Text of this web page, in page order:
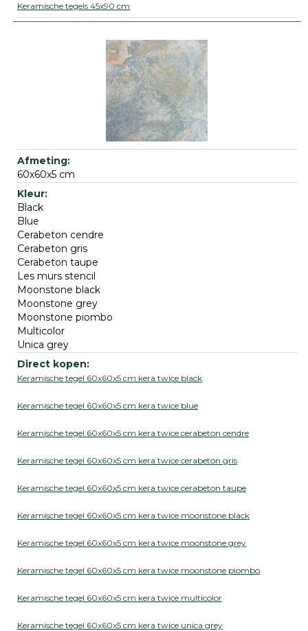
Keramische tegels 45x90 cm
60x60x5 cm
Black
Blue
Cerabeton cendre
Cerabeton gris
Cerabeton taupe
Les murs stencil
Moonstone black
Moonstone grey
Moonstone piombo
Multicolor
Unica grey
Keramische tegel 60x60x5 cm kera twice black
Keramische tegel 60x60x5 cm kera twice blue
Keramische tegel 60x60x5 cm kera twice cerabeton cendre
Keramische tegel 60x60x5 cm kera twice cerabeton gris
Keramische tegel 60x60x5 cm kera twice cerabeton taupe
Keramische tegel 60x60x5 cm kera twice moonstone black
Keramische tegel 60x60x5 cm kera twice moonstone grey
Keramische tegel 60x60x5 cm kera twice moonstone piombo
Keramische tegel 60x60x5 cm kera twice multicolor
Keramische tegel 60x60x5 cm kera twice unica grey